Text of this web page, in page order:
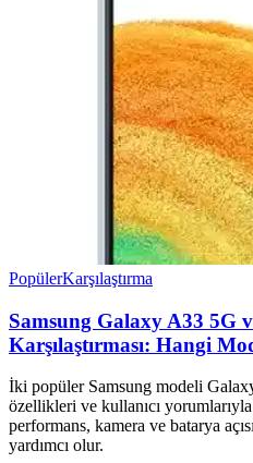
PopülerKarşılaştırma
Samsung Galaxy A33 5G
Karşılaştırması: Hangi
İki popüler Samsung modeli
özellikleri ve kullanıcı yorumlarıyla
performans, kamera ve batarya
yardımcı olur.